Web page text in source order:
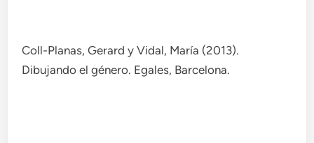
Coll-Planas, Gerard y Vidal, María (2013).
Dibujando el género. Egales, Barcelona.